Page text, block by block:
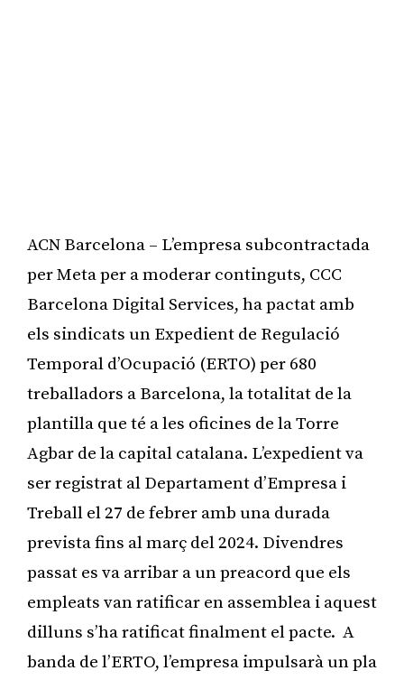
ACN Barcelona – L’empresa subcontractada
per Meta per a moderar continguts, CCC
Barcelona Digital Services, ha pactat amb
els sindicats un Expedient de Regulació
Temporal d’Ocupació (ERTO) per 680
treballadors a Barcelona, la totalitat de la
plantilla que té a les oficines de la Torre
Agbar de la capital catalana. L’expedient va
ser registrat al Departament d’Empresa i
Treball el 27 de febrer amb una durada
prevista fins al març del 2024. Divendres
passat es va arribar a un preacord que els
empleats van ratificar en assemblea i aquest
dilluns s’ha ratificat finalment el pacte. A
banda de l’ERTO, l’empresa impulsarà un pla